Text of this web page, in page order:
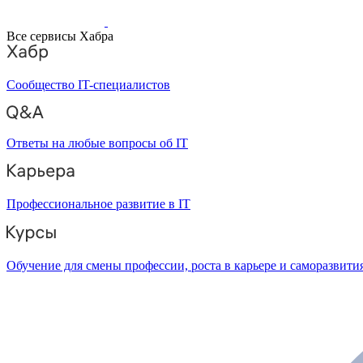
Все сервисы Хабра
Сообщество IT-специалистов
Ответы на любые вопросы об IT
Профессиональное развитие в IT
Обучение для смены профессии, роста в карьере и